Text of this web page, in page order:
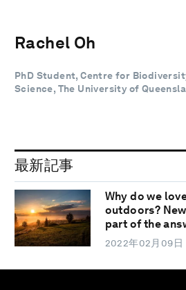
Rachel Oh
PhD Student, Centre for
Science, The University of
最新記事
Why do we
outdoors?
part of the
2022年02月09日